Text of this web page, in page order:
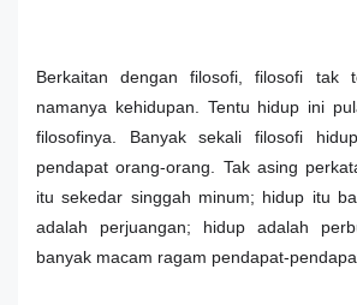
Berkaitan dengan filosofi, filosofi tak
namanya kehidupan. Tentu hidup ini
filosofinya. Banyak sekali filosofi
pendapat orang-orang. Tak asing
itu sekedar singgah minum; hidup itu
adalah perjuangan; hidup adalah
banyak macam ragam pendapat-